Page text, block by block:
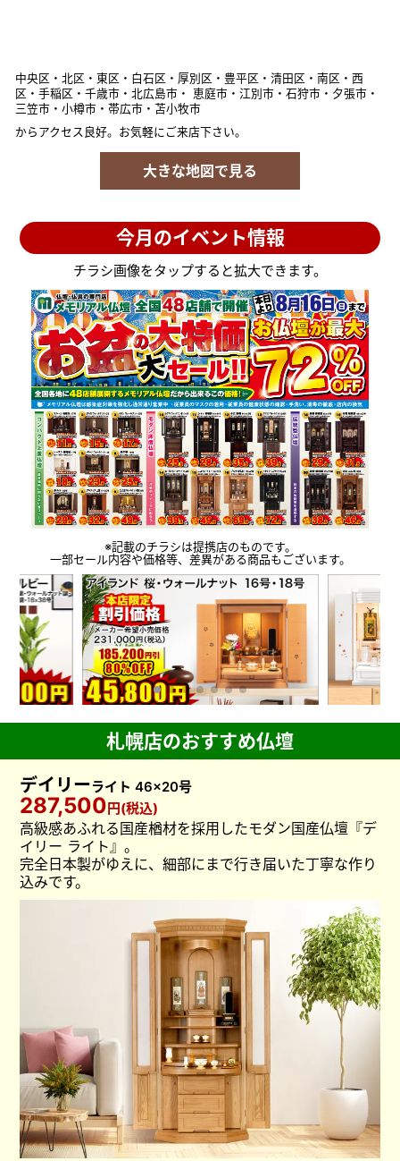
中央区・北区・東区・白石区・厚別区・豊平区・清田区・南区・西
区・手稲区・千歳市・北広島市・ 恵庭市・江別市・石狩市・夕張市・
三笠市・小樽市・帯広市・苫小牧市
からアクセス良好。 お気軽にご来店下さい。
大きな地図で見る
今月のイベント情報
チラシ画像をタップすると拡大できます。
※記載のチラシは提携店のものです。
一部セール内容や価格等、差異がある商品もございます。
札幌店のおすすめ仏壇
デイリーライト 46×20号
287,500円(税込)
高級感あふれる国産楢材を採用したモダン国産仏壇『デ
イリー ライト』。
完全日本製がゆえに、細部にまで行き届いた丁寧な作り
込みです。